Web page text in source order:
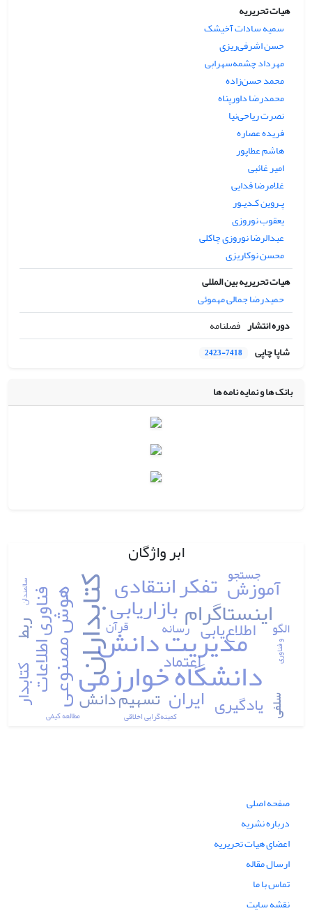
هیات تحریریه
سمیه سادات آخیشک
حسن اشرفی‌ریزی
مهرداد چشمه‌سهرابی
محمد حسن‌زاده
محمدرضا داورپناه
نصرت ریاحی‌نیا
فریده عصاره
هاشم عطاپور
امیر غائبی
غلامرضا فدایی
پـروین کـدیـور
یعقوب نوروزی
عبدالرضا نوروزی چاکلی
محسن نوکاریزی
هیات تحریریه بین المللی
حمیدرضا جمالی مهموئی
دوره انتشار فصلنامه
شاپا چاپی
2423-7418
بانک ها و نمایه نامه ها
ابر واژگان
کتابداران
دانشگاه خوارزمی
مدیریت دانش هوش مصنوعی بازاریابیاینستاگرام
تفکر انتقادی
ایران
آموزش فناوری اطلاعات
تسهیم دانش یادگیری کتابدار
اطلاع‌یابی
اعتماد
ربط الگو قرآن
جستجو
رسانه
سلفی کمینه‎گرایی اخلاقی مطالعه کیفی
سالمندان
و فناوری
صفحه اصلی
درباره نشریه
اعضای هیات تحریریه
ارسال مقاله
تماس با ما
نقشه سایت